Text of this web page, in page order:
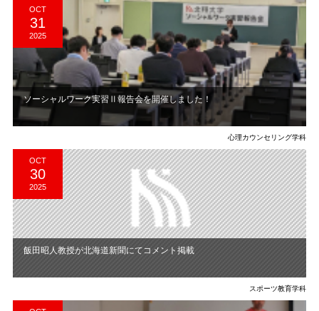
OCT
31
2025
ソーシャルワーク実習Ⅱ報告会を開催しました！
心理カウンセリング学科
OCT
30
2025
飯田昭人教授が北海道新聞にてコメント掲載
スポーツ教育学科